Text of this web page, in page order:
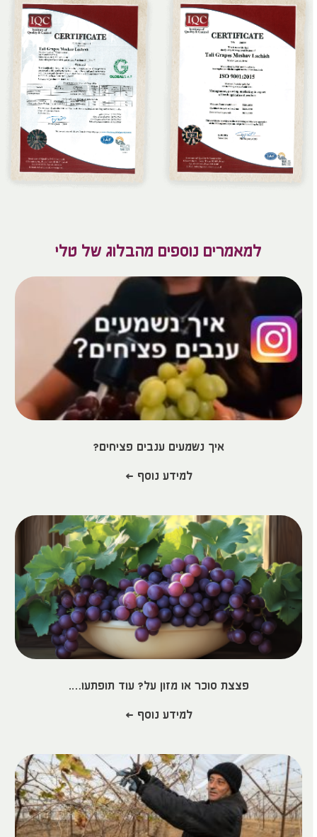
למאמרים נוספים מהבלוג של טלי
איך נשמעים ענבים פציחים?
למידע נוסף >
פצצת סוכר או מזון על? עוד תופתעו….
למידע נוסף >